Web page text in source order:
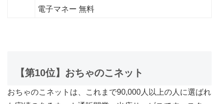
電子マネー 無料
【第10位】おちゃのこネット
おちゃのこネットは、これまで90,000人以上の人に選ばれ